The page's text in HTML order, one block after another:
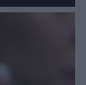
Peak